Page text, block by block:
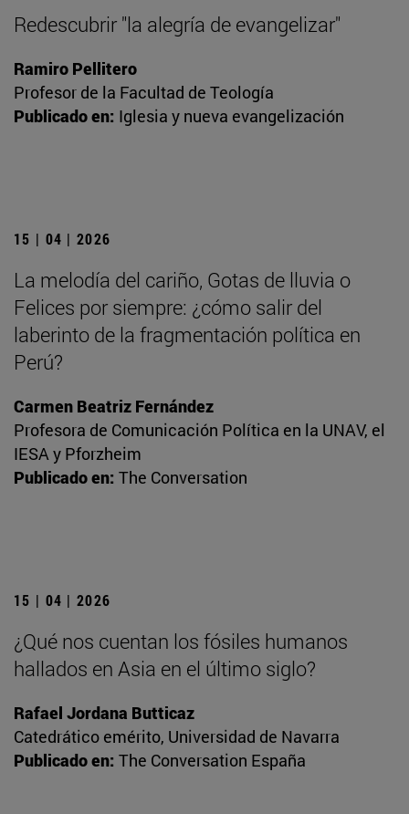
Redescubrir "la alegría de evangelizar"
Ramiro Pellitero
Profesor de la Facultad de Teología
Publicado en: Iglesia y nueva evangelización
15 | 04 | 2026
La melodía del cariño, Gotas de lluvia o
Felices por siempre: ¿cómo salir del
laberinto de la fragmentación política en
Perú?
Carmen Beatriz Fernández
Profesora de Comunicación Política en la UNAV, el
IESA y Pforzheim
Publicado en: The Conversation
15 | 04 | 2026
¿Qué nos cuentan los fósiles humanos
hallados en Asia en el último siglo?
Rafael Jordana Butticaz
Catedrático emérito, Universidad de Navarra
Publicado en: The Conversation España